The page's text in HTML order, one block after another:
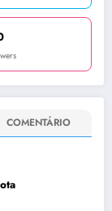
COMENTÁRIO